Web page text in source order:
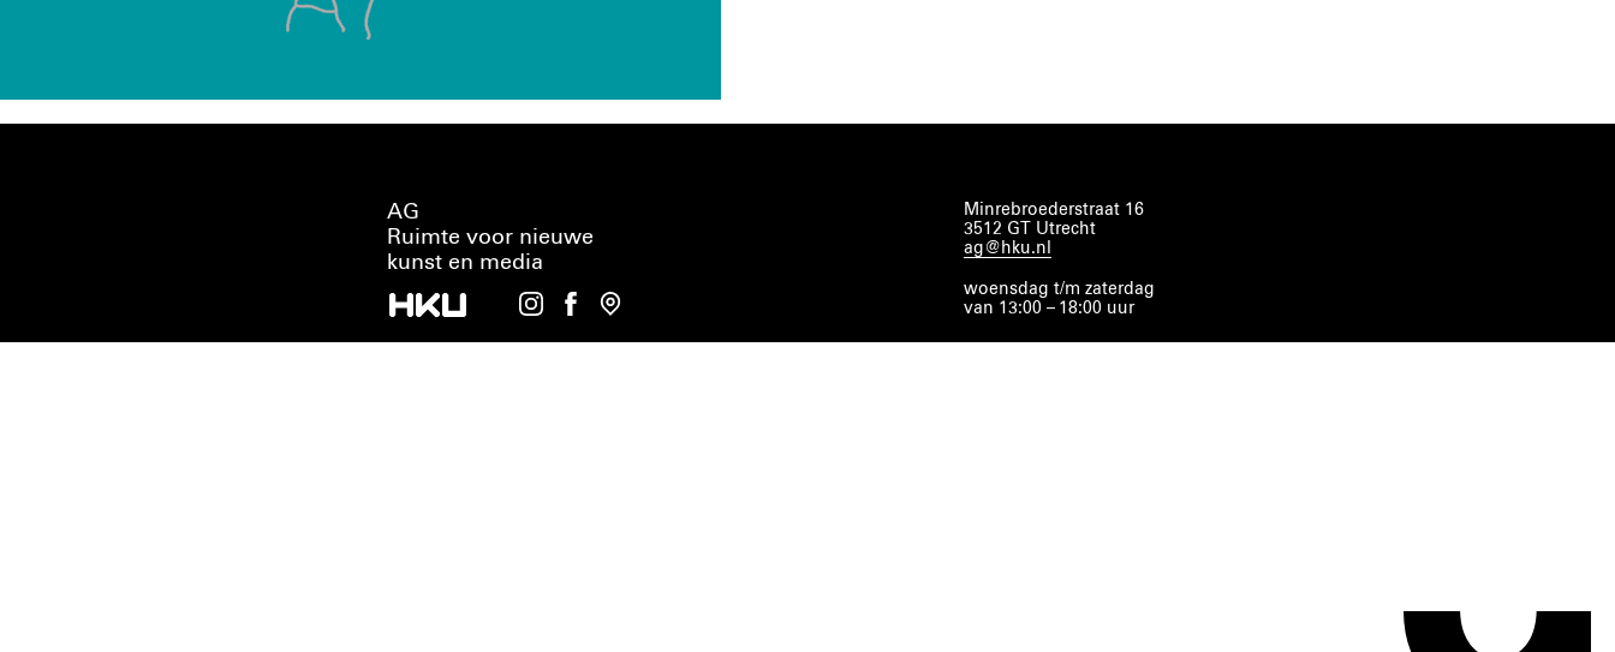
AG
Ruimte voor nieuwe
kunst en media
Minrebroederstraat 16
3512 GT Utrecht
ag@hku.nl
woensdag t/m zaterdag
van 13:00 – 18:00 uur